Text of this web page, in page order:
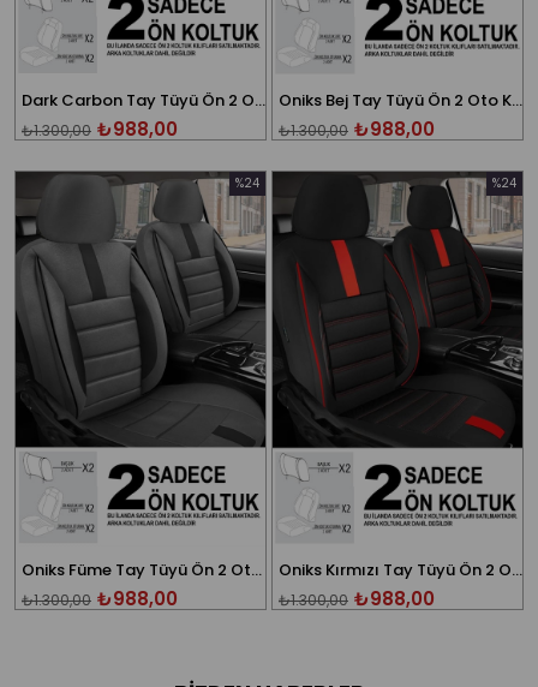
Dark Carbon Tay Tüyü Ön 2 Oto Koltuk Kılıfı
₺988,00
₺1.300,00
Oniks Bej Tay Tüyü Ön 2 Oto Koltuk Kılıfı
₺988,00
₺1.300,00
Oniks Füme Tay Tüyü Ön 2 Oto Koltuk Kılıfı
₺988,00
₺1.300,00
%24
İndirim
%24İndirim
Oniks Kırmızı Tay Tüyü Ön 2 Oto Koltuk Kılıfı
₺988,00
₺1.300,00
%24
İndirim